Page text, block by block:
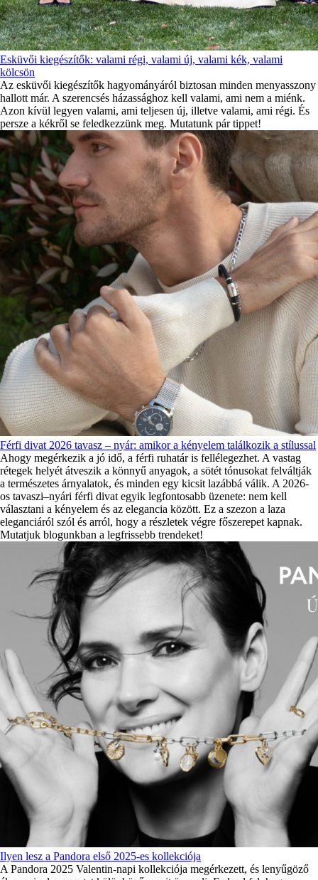
Esküvői kiegészítők: valami régi, valami új, valami kék, valami
kölcsön
Az esküvői kiegészítők hagyományáról biztosan minden menyasszony
hallott már. A szerencsés házassághoz kell valami, ami nem a miénk.
Azon kívül legyen valami, ami teljesen új, illetve valami, ami régi. És
persze a kékről se feledkezzünk meg. Mutatunk pár tippet!
Férfi divat 2026 tavasz – nyár: amikor a kényelem találkozik a stílussal
Ahogy megérkezik a jó idő, a férfi ruhatár is fellélegezhet. A vastag
rétegek helyét átveszik a könnyű anyagok, a sötét tónusokat felváltják
a természetes árnyalatok, és minden egy kicsit lazábbá válik. A 2026-
os tavaszi–nyári férfi divat egyik legfontosabb üzenete: nem kell
választani a kényelem és az elegancia között. Ez a szezon a laza
eleganciáról szól és arról, hogy a részletek végre főszerepet kapnak.
Mutatjuk blogunkban a legfrissebb trendeket!
Ilyen lesz a Pandora első 2025-es kollekciója
A Pandora 2025 Valentin-napi kollekciója megérkezett, és lenyűgöző